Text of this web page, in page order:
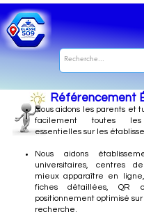
Référencement
Nousaidons les parents et
facilement toutes les
essentielles sur les
Nous aidons
universitaires, centres
mieux apparaître en
fiches détaillées, QR
positionnement optimisé
recherche.